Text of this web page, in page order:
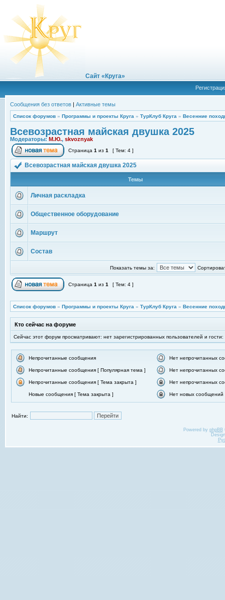
Сайт «Круга»
Сообщения без ответов | Активные темы
Список форумов » Программы и проекты Круга » ТурКлуб Круга » Весенние
Всевозрастная майская двушка 2025
Модераторы:М.Ю., skvoznyak
Страница 1 из 1 [ Тем: 4 ]
Всевозрастная майская двушка 2025
Темы
Личная раскладка
Общественное оборудование
Маршрут
Состав
Показать темы за:
Страница 1 из 1 [ Тем: 4 ]
Список форумов » Программы и проекты Круга » ТурКлуб Круга » Весенние
Кто сейчас на форуме
Сейчас этот форум просматривают: нет зарегистрированных пользователей и гости:
Непрочитанные сообщения Нет непрочитанных
Непрочитанные сообщения [ Популярная тема ] Нет непрочитанных
Непрочитанные сообщения [ Тема закрыта ] Нет непрочитанных
Новые сообщения [ Тема закрыта ] Нет новых сообщений
Найти:
Powered by phpBB